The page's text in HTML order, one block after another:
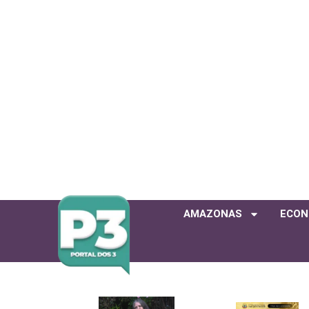
AMAZONAS